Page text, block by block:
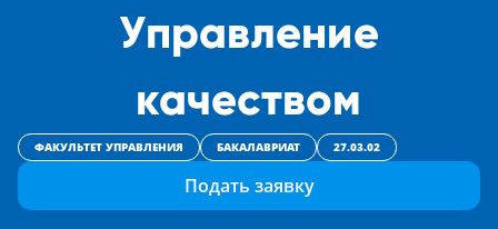
Управление
качеством
ФАКУЛЬТЕТ УПРАВЛЕНИЯ БАКАЛАВРИАТ 27.03.02
Подать заявку